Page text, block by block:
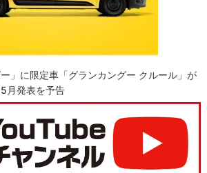
」に限定車「グランカングー クルール」が
月発表を予告